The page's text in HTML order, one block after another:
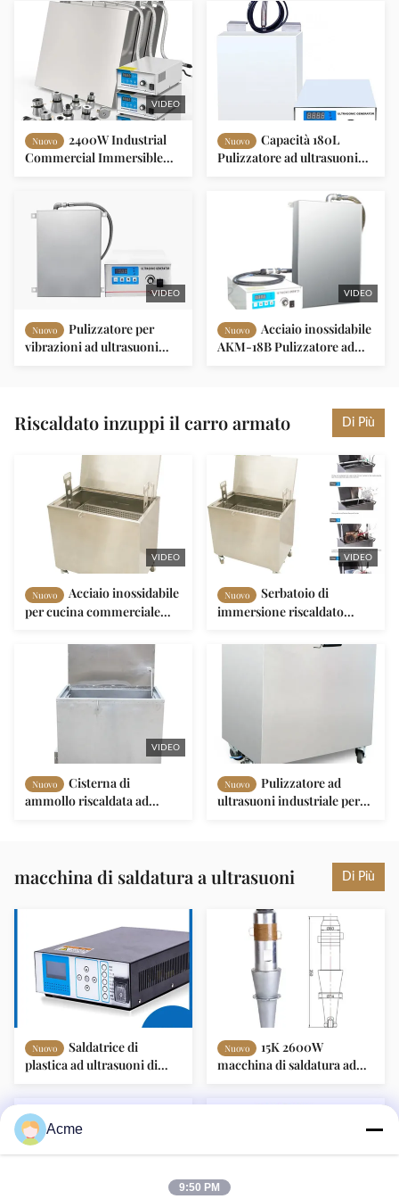
ruggine delle armi
industriale della parte di
muffa del motore
VIDEO
Nuovo
2400W Industrial
Commercial Immersible
ultrasuoni
Nuovo
Capacità 180L
Pulizzatore ad ultrasuoni
Frequenza per la pulizia
VIDEO
Nuovo
Pulizzatore per
vibrazioni ad ultrasuoni
VIDEO
Nuovo
Acciaio inossidabile
AKM-18B Pulizzatore ad
Riscaldato inzuppi il carro armato Di Più
VIDEO
Nuovo
Acciaio inossidabile
per cucina commerciale
riscaldamento
VIDEO
Nuovo
Serbatoio di
immersione riscaldato
dell'olio, del grasso e del
VIDEO
Nuovo
Cisterna di
ammollo riscaldata ad
Nuovo
Pulizzatore ad
ultrasuoni industriale per
macchina di saldatura a ultrasuoni Di Più
Nuovo
Saldatrice di
plastica ad ultrasuoni di
Nuovo
15K 2600W
macchina di saldatura ad
Acme
9:50 PM